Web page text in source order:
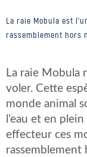
La raie Mobula est
rassemblement hors
La raie Mobula
voler. Cette
monde animal
l’eau et en
effecteur ces
rassemblement